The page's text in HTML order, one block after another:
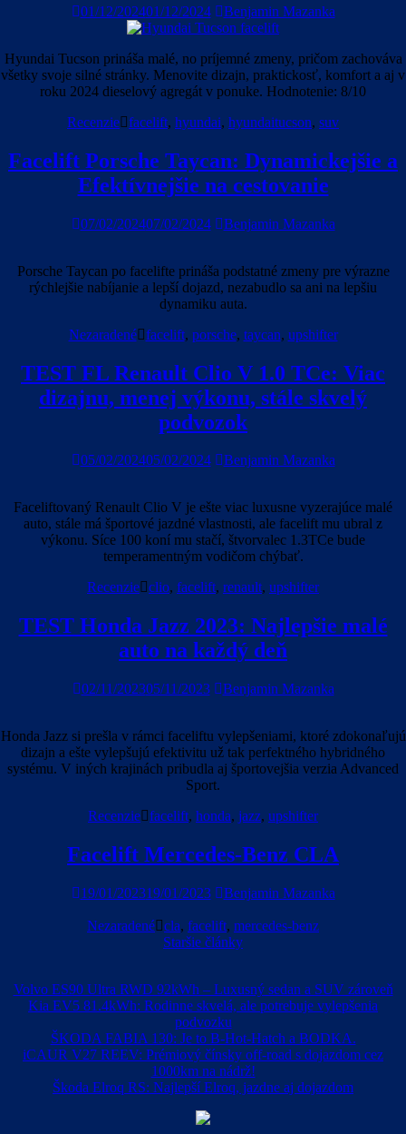
01/12/202401/12/2024 Benjamin Mazanka
Hyundai Tucson prináša malé, no príjemné zmeny, pričom zachováva
všetky svoje silné stránky. Menovite dizajn, praktickosť, komfort a aj v
roku 2024 dieselový agregát v ponuke. Hodnotenie: 8/10
Recenzie facelift, hyundai, hyundaitucson, suv
Facelift Porsche Taycan: Dynamickejšie a
Efektívnejšie na cestovanie
07/02/202407/02/2024 Benjamin Mazanka
Porsche Taycan po facelifte prináša podstatné zmeny pre výrazne
rýchlejšie nabíjanie a lepší dojazd, nezabudlo sa ani na lepšiu
dynamiku auta.
Nezaradené
facelift, porsche, taycan, upshifter
TEST FL Renault Clio V 1.0 TCe: Viac
dizajnu, menej výkonu, stále skvelý
podvozok
05/02/202405/02/2024 Benjamin Mazanka
Faceliftovaný Renault Clio V je ešte viac luxusne vyzerajúce malé
auto, stále má športové jazdné vlastnosti, ale facelift mu ubral z
výkonu. Síce 100 koní mu stačí, štvorvalec 1.3TCe bude
temperamentným vodičom chýbať.
Recenzie clio, facelift, renault, upshifter
TEST Honda Jazz 2023: Najlepšie malé
auto na každý deň
02/11/202305/11/2023 Benjamin Mazanka
Honda Jazz si prešla v rámci faceliftu vylepšeniami, ktoré zdokonaľujú
dizajn a ešte vylepšujú efektivitu už tak perfektného hybridného
systému. V iných krajinách pribudla aj športovejšia verzia Advanced
Sport.
Recenzie facelift, honda, jazz, upshifter
Facelift Mercedes-Benz CLA
19/01/202319/01/2023 Benjamin Mazanka
Nezaradené cla, facelift, mercedes-benz
článkoch
Staršie články
Volvo ES90 Ultra RWD 92kWh – Luxusný sedan a SUV zároveň
Kia EV5 81.4kWh: Rodinne skvelá, ale potrebuje vylepšenia
podvozku
ŠKODA FABIA 130: Je to B-Hot-Hatch a BODKA.
iCAUR V27 REEV: Prémiový čínsky off-road s dojazdom cez
1000km na nádrž!
Škoda Elroq RS: Najlepší Elroq, jazdne aj dojazdom